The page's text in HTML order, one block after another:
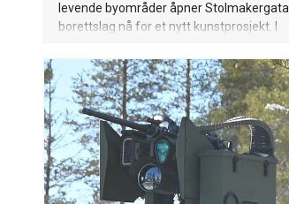
levende byområder åpner Stolmakergata
borettslag nå for et nytt kunstprosjekt. I
det nå en åpen konkurranse for
gatekunstnere fra hele landet.